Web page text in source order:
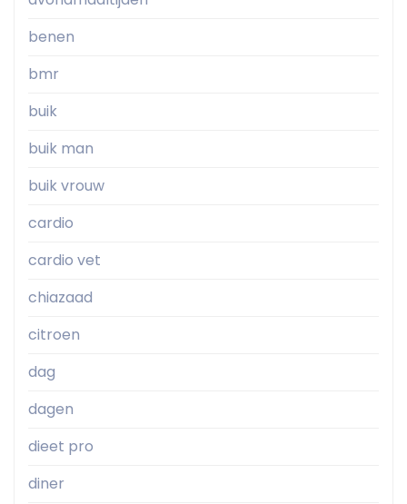
benen
bmr
buik
buik man
buik vrouw
cardio
cardio vet
chiazaad
citroen
dag
dagen
dieet pro
diner